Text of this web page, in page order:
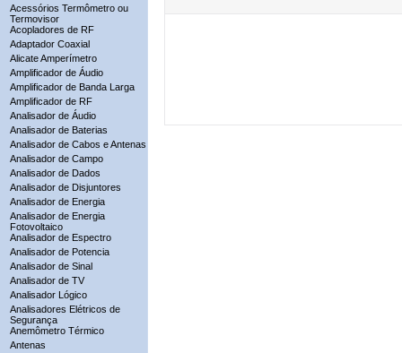
Acessórios Termômetro ou
Termovisor
Acopladores de RF
Adaptador Coaxial
Alicate Amperímetro
Amplificador de Áudio
Amplificador de Banda Larga
Amplificador de RF
Analisador de Áudio
Analisador de Baterias
Analisador de Cabos e Antenas
Analisador de Campo
Analisador de Dados
Analisador de Disjuntores
Analisador de Energia
Analisador de Energia
Fotovoltaico
Analisador de Espectro
Analisador de Potencia
Analisador de Sinal
Analisador de TV
Analisador Lógico
Analisadores Elétricos de
Segurança
Anemômetro Térmico
Antenas